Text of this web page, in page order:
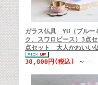
ガラス仏具 YU（ブルー
ク、スワロビース）3点
点セット 大人かわいい
38,800円(税込) ～